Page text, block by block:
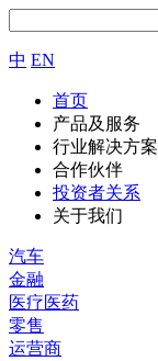
中 EN
首页
产品及服务
行业解决方案
合作伙伴
投资者关系
关于我们
汽车
金融
医疗医药
零售
运营商